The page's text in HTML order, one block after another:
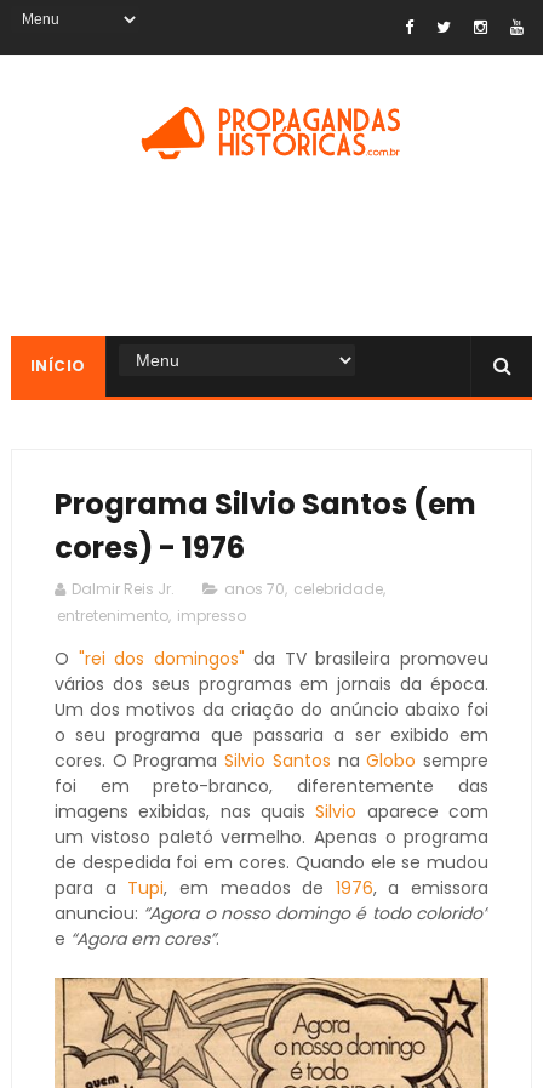
INÍCIO
Programa Silvio Santos (em
cores) - 1976
Dalmir Reis Jr. anos 70, celebridade,
entretenimento, impresso
O "rei dos domingos" da TV brasileira promoveu
vários dos seus programas em jornais da época.
Um dos motivos da criação do anúncio abaixo foi
o seu programa que passaria a ser exibido em
cores. O ProgramaSilvio Santos naGlobo sempre
foi em preto-branco, diferentemente das
imagens exibidas, nas quaisSilvio aparece com
um vistoso paletó vermelho. Apenas o programa
de despedida foi em cores. Quando ele se mudou
para a Tupi, em meados de 1976, a emissora
anunciou: “Agora o nosso domingo é todo colorido”
e “Agora em cores”.